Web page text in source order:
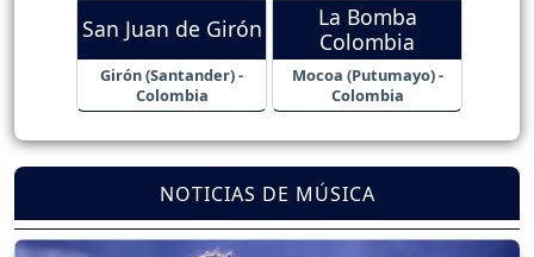
San Juan de Girón
Girón (Santander) -
Colombia
La Bomba
Colombia
Mocoa (Putumayo) -
Colombia
NOTICIAS DE MÚSICA